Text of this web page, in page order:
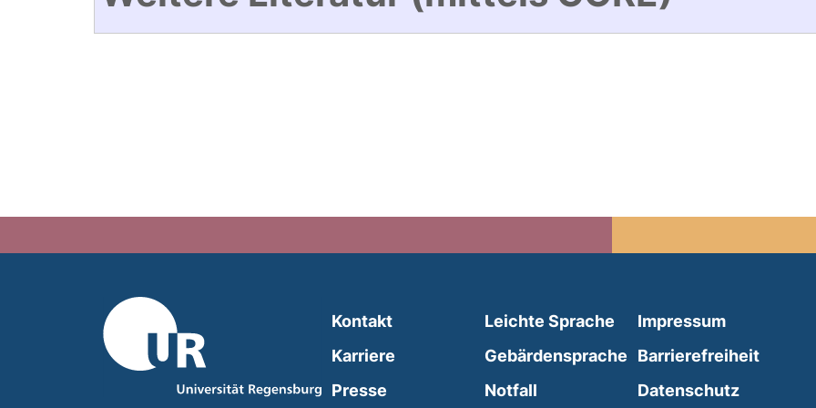
Kontakt
Karriere
Presse
Leichte Sprache (external link, opens in a
Gebärdensprache (external link, opens in
Notfall (external link, opens in a new
Impressum
Barrierefreiheit
Datenschutz